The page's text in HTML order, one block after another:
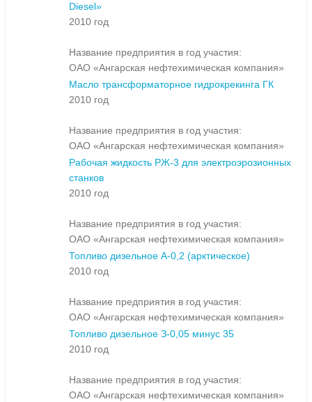
Diesel»
2010 год
Название предприятия в год участия:
ОАО «Ангарская нефтехимическая компания»
Масло трансформаторное гидрокрекинга ГК
2010 год
Название предприятия в год участия:
ОАО «Ангарская нефтехимическая компания»
Рабочая жидкость РЖ-3 для электроэрозионных
станков
2010 год
Название предприятия в год участия:
ОАО «Ангарская нефтехимическая компания»
Топливо дизельное А-0,2 (арктическое)
2010 год
Название предприятия в год участия:
ОАО «Ангарская нефтехимическая компания»
Топливо дизельное З-0,05 минус 35
2010 год
Название предприятия в год участия:
ОАО «Ангарская нефтехимическая компания»